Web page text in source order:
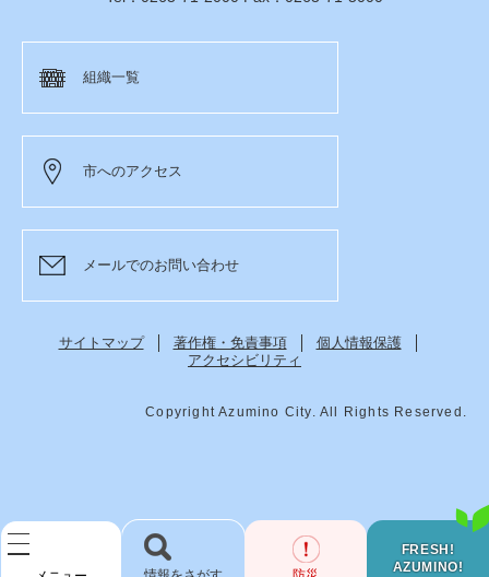
FRESH!
AZUMINO!
検
組織一覧
市へのアクセス
メールでのお問い合わせ
サイトマップ 著作権・免責事項
個人情報保護
アクセシビリティ
Copyright Azumino City. All Rights Reserved.